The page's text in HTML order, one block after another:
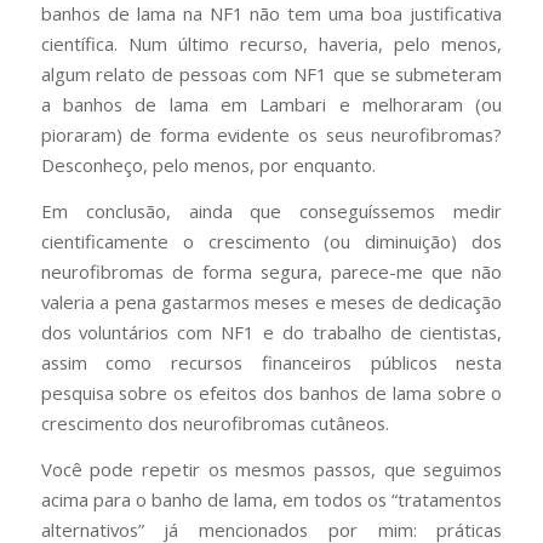
banhos de lama na NF1 não tem uma boa justificativa
científica. Num último recurso, haveria, pelo menos,
algum relato de pessoas com NF1 que se submeteram
a banhos de lama em Lambari e melhoraram (ou
pioraram) de forma evidente os seus neurofibromas?
Desconheço, pelo menos, por enquanto.
Em conclusão, ainda que conseguíssemos medir
cientificamente o crescimento (ou diminuição) dos
neurofibromas de forma segura, parece-me que não
valeria a pena gastarmos meses e meses de dedicação
dos voluntários com NF1 e do trabalho de cientistas,
assim como recursos financeiros públicos nesta
pesquisa sobre os efeitos dos banhos de lama sobre o
crescimento dos neurofibromas cutâneos.
Você pode repetir os mesmos passos, que seguimos
acima para o banho de lama, em todos os “tratamentos
alternativos” já mencionados por mim: práticas